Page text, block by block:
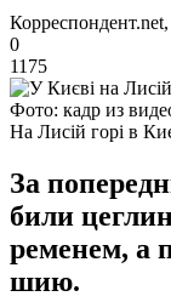
0
1175
Фото: кадр из
На Лисій горі в
За
били
ременем, а
шию.